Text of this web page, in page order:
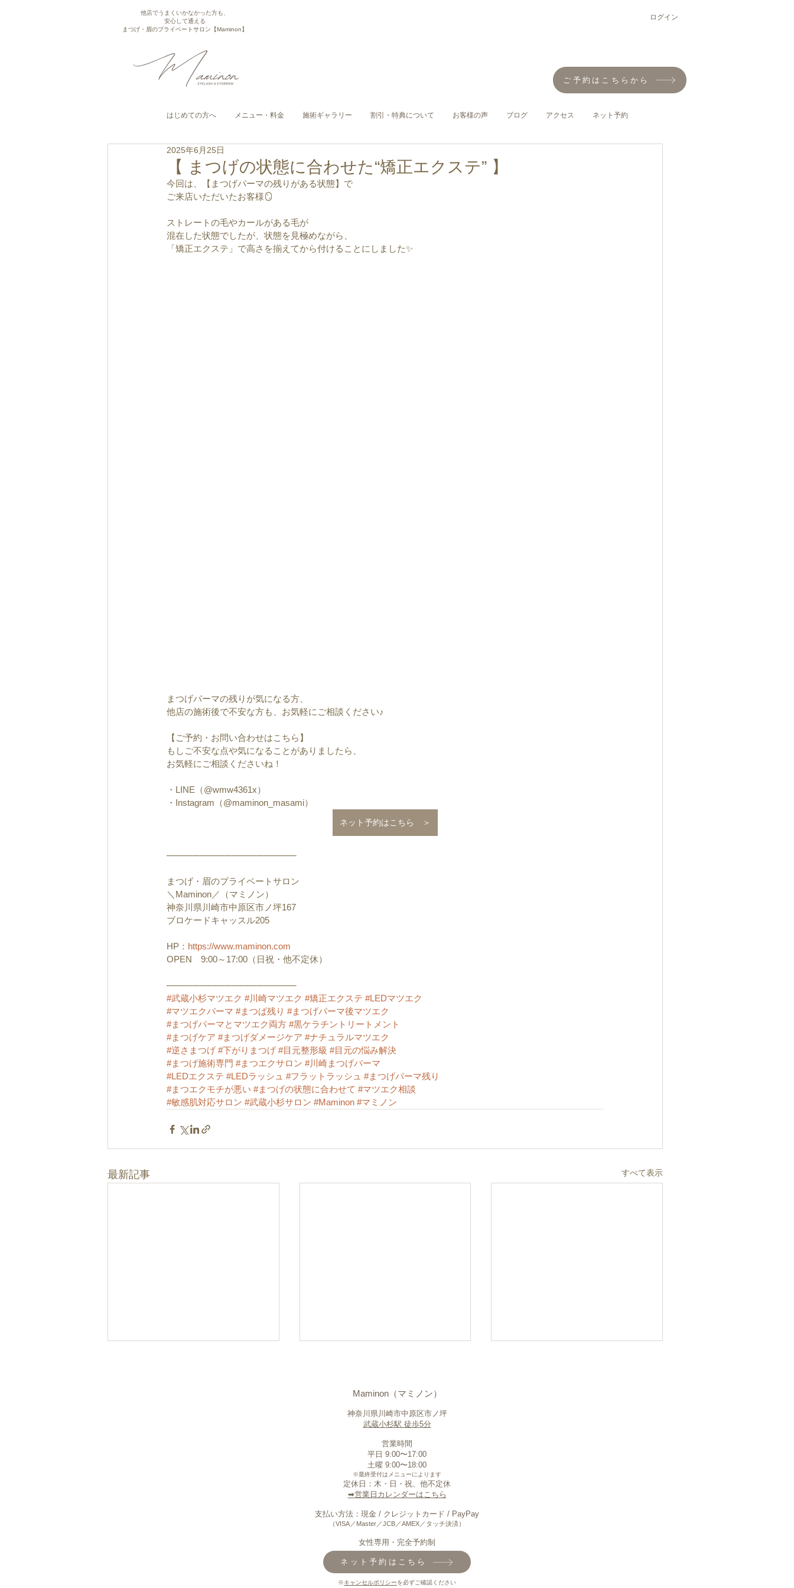
他店でうまくいかなかった方も、
安心して通える
まつげ・眉のプライベートサロン【Maminon】
ログイン
ご予約はこちらから
はじめての方へ メニュー・料金 施術ギャラリー 割引・特典について お客様の声 ブログ アクセス ネット予約
【 まつげの状態に合わせた“矯正エクステ” 】
2025年6月25日
今回は、【まつげパーマの残りがある状態】で
ご来店いただいたお客様🪞
ストレートの毛やカールがある毛が
混在した状態でしたが、状態を見極めながら、
「矯正エクステ」で高さを揃えてから付けることにしました✨
まつげパーマの残りが気になる方、
他店の施術後で不安な方も、お気軽にご相談ください♪
【ご予約・お問い合わせはこちら】
もしご不安な点や気になることがありましたら、
お気軽にご相談くださいね！
・LINE（@wmw4361x）
・Instagram（@maminon_masami）
ネット予約はこちら ＞
────────────────────
まつげ・眉のプライベートサロン
＼Maminon／（マミノン）
神奈川県川崎市中原区市ノ坪167
ブロケードキャッスル205
HP： https://www.maminon.com
OPEN　9:00～17:00（日祝・他不定休）
────────────────────
#武蔵小杉マツエク #川崎マツエク #矯正エクステ #LEDマツエク
#マツエクパーマ #まつぱ残り #まつげパーマ後マツエク
#まつげパーマとマツエク両方 #黒ケラチントリートメント
#まつげケア #まつげダメージケア #ナチュラルマツエク
#逆さまつげ #下がりまつげ #目元整形級 #目元の悩み解決
#まつげ施術専門 #まつエクサロン #川崎まつげパーマ
#LEDエクステ #LEDラッシュ #フラットラッシュ #まつげパーマ残り
#まつエクモチが悪い #まつげの状態に合わせて #マツエク相談
#敏感肌対応サロン #武蔵小杉サロン #Maminon #マミノン
最新記事 すべて表示
【8月限定】アイブロウカラ
ーキャンペーン｜眉マスカラ
いらずの垢抜け眉へ｜武蔵小
杉 Maminon
Maminon（マミノン）
神奈川県川崎市中原区市ノ坪
武蔵小杉駅 徒歩5分
営業時間
平日 9:00〜17:00
​土曜 9:00〜18:00
※最終受付はメニューによります
定休日：木・日・祝、他不定休
​➡︎営業日カレンダーはこちら
支払い方法：現金 / クレジットカード / PayPay
（VISA／Master／JCB／AMEX／タッチ決済）
​女性専用・完全予約制
ネット予約はこちら
※キャンセルポリシーを必ずご確認ください